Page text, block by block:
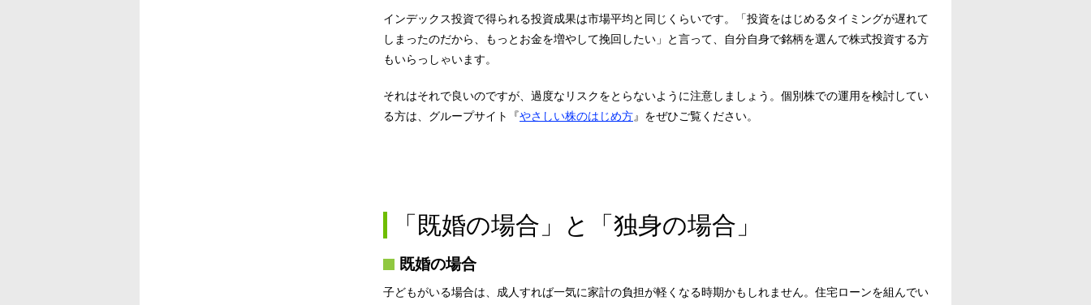
インデックス投資で得られる投資成果は市場平均と同じくらいです。「投資をはじめるタイミングが遅れて
しまったのだから、もっとお金を増やして挽回したい」と言って、自分自身で銘柄を選んで株式投資する方
もいらっしゃいます。
それはそれで良いのですが、過度なリスクをとらないように注意しましょう。個別株での運用を検討してい
る方は、グループサイト『やさしい株のはじめ方』をぜひご覧ください。
「既婚の場合」と「独身の場合」
既婚の場合
子どもがいる場合は、成人すれば一気に家計の負担が軽くなる時期かもしれません。住宅ローンを組んでい